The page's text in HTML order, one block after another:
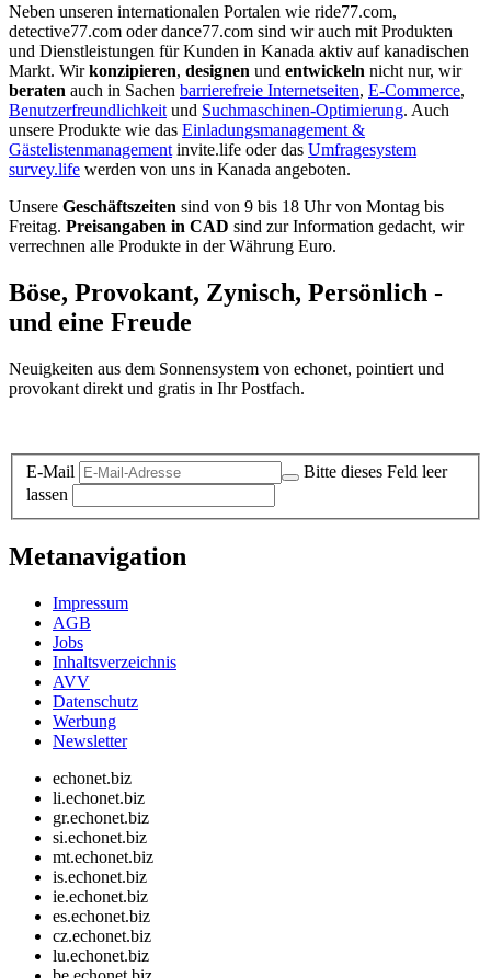
Neben unseren internationalen Portalen wie ride77.com,
detective77.com oder dance77.com sind wir auch mit Produkten
und Dienstleistungen für Kunden in Kanada aktiv auf kanadischen
Markt. Wirkonzipieren, designen und entwickeln nicht nur, wir
beraten auch in Sachen barrierefreie Internetseiten, E-Commerce,
Benutzerfreundlichkeit und Suchmaschinen-Optimierung. Auch
unsere Produkte wie das Einladungsmanagement &
Gästelistenmanagement invite.life oder das Umfragesystem
survey.life werden von uns in Kanada angeboten.
Unsere Geschäftszeiten sind von 9 bis 18 Uhr von Montag bis
Freitag. Preisangaben in CAD sind zur Information gedacht, wir
verrechnen alle Produkte in der Währung Euro.
Böse, Provokant, Zynisch, Persönlich -
und eine Freude
Neuigkeiten aus dem Sonnensystem von echonet, pointiert und
provokant direkt und gratis in Ihr Postfach.
E-Mail
Bitte dieses Feld leer
lassen
Metanavigation
Impressum
AGB
Jobs
Inhaltsverzeichnis
AVV
Datenschutz
Werbung
Newsletter
echonet.biz
li.echonet.biz
gr.echonet.biz
si.echonet.biz
mt.echonet.biz
is.echonet.biz
ie.echonet.biz
es.echonet.biz
cz.echonet.biz
lu.echonet.biz